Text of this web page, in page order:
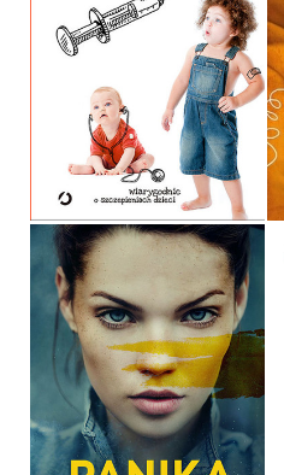
SZCZEPIONKI
IZABELA FILC-REDLIŃSKA
OPRAWA MIĘKKA
39,90 ZŁ
PANIKA
LAUREN OLIVER
OPRAWA MIĘKKA